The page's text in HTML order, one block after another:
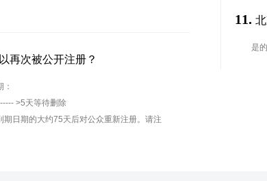
再次被公开注册？
>5天等待删除
日期的大约75天后对公众重新注册。请注
11.
是